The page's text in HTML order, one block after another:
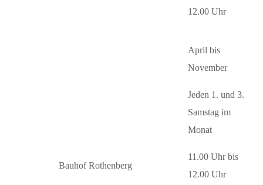
12.00 Uhr
Bauhof Rothenberg
April bis
November
Jeden 1. und 3.
Samstag im
Monat
11.00 Uhr bis
12.00 Uhr